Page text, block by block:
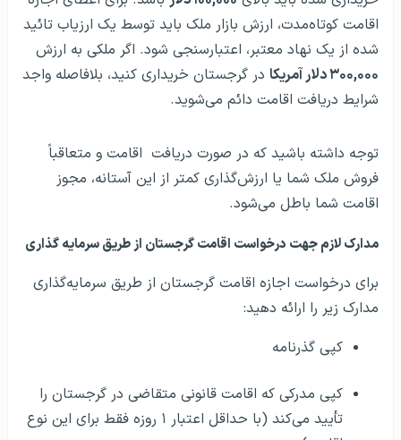
شده از یک نهاد معتبر، اعتبارسنجی شود. اگر ملکی به ارزش
۳۰۰,۰۰۰ دلار آمریکا
در گرجستان خریداری کنید، بلافاصله واجد
شرایط دریافت اقامت دائم می‌شوید.
فروش ملک شما یا ارزش‌گذاری کمتر از این آستانه، مجوز
اقامت شما باطل می‌شود.
مدارک لازم جهت درخواست اقامت گرجستان از طریق سرمایه‌ گذاری
برای درخواست اجازه اقامت گرجستان از طریق سرمایه‌گذاری
مدارک زیر را ارائه دهید:
کپی گذرنامه
تأیید می‌کند (با حداقل اعتبار ۱ روزه فقط برای این نوع
اقامت).